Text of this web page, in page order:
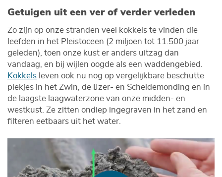
Getuigen uit een ver of verder verleden
Zo zijn op onze stranden veel kokkels te vinden die
leefden in het Pleistoceen (2 miljoen tot 11.500 jaar
geleden), toen onze kust er anders uitzag dan
vandaag, en bij wijlen oogde als een waddengebied.
Kokkels leven ook nu nog op vergelijkbare beschutte
plekjes in het Zwin, de IJzer- en Scheldemonding en in
de laagste laagwaterzone van onze midden- en
westkust. Ze zitten ondiep ingegraven in het zand en
filteren eetbaars uit het water.